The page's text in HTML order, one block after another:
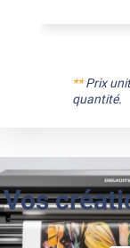
**Prix
quantité.
Vos